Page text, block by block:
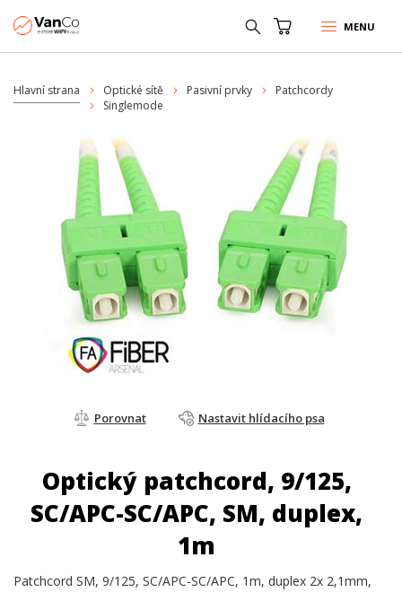
MENU
Hlavní strana Optické sítě Pasivní prvky
Patchcordy
Singlemode
Porovnat Nastavit hlídacího psa
Optický patchcord, 9/125,
SC/APC-SC/APC, SM, duplex,
1m
Patchcord SM, 9/125, SC/APC-SC/APC, 1m, duplex 2x 2,1mm,